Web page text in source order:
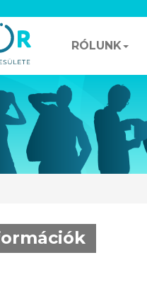
RÓLUNK